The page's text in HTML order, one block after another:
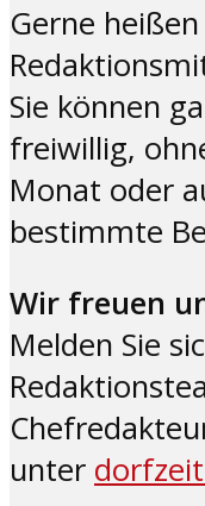
Gerne
Sie können
freiwillig,
Monat oder
bestimmte
Wir freuen
Melden Sie
unter